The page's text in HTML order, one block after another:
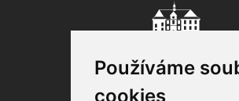
Používáme
cookies